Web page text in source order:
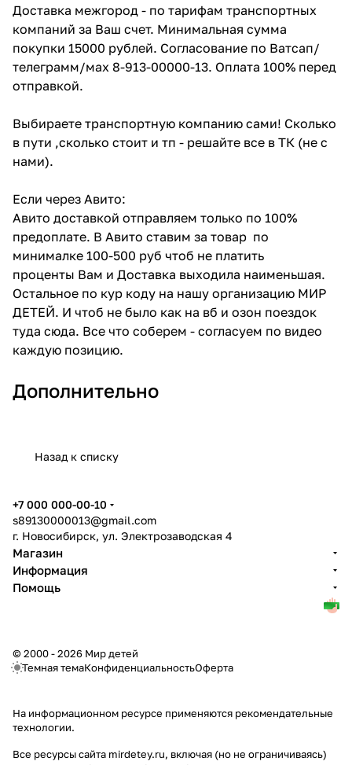
Доставка межгород - по тарифам транспортных
компаний за Ваш счет. Минимальная сумма
покупки 15000 рублей. Согласование по Ватсап/
телеграмм/мах 8-913-00000-13. Оплата 100% перед
отправкой.
Выбираете транспортную компанию сами! Сколько
в пути ,сколько стоит и тп - решайте все в ТК (не с
нами).
Если через Авито:
Авито доставкой отправляем только по 100%
предоплате. В Авито ставим за товар по
минималке 100-500 руб чтоб не платить
проценты Вам и Доставка выходила наименьшая.
Остальное по кур коду на нашу организацию МИР
ДЕТЕЙ. И чтоб не было как на вб и озон поездок
туда сюда. Все что соберем - согласуем по видео
каждую позицию.
Дополнительно
Назад к списку
+7 000 000-00-10
s89130000013@gmail.com
г. Новосибирск, ул. Электрозаводская 4
Магазин
Информация
Помощь
© 2000 - 2026 Мир детей
Темная темаКонфиденциальностьОферта
На информационном ресурсе применяются рекомендательные
технологии.
Все ресурсы сайта mirdetey.ru, включая (но не ограничиваясь)